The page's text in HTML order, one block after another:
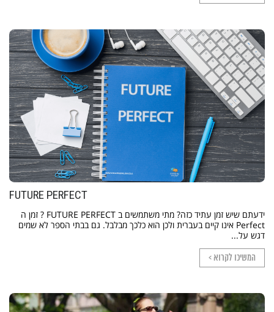
FUTURE PERFECT
ידעתם שיש זמן עתיד כזה? מתי משתמשים ב FUTURE PERFECT ? זמן ה
Perfect אינו קיים בעברית ולכן הוא כלכך מבלבל. גם בבתי הספר לא שמים
דגש על...
המשיכו לקרוא >